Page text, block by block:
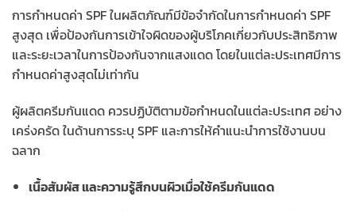
การกำหนดค่า SPF ในผลิตภัณฑ์มีข้อจำกัดในการกำหนดค่า SPF
สูงสุด เพื่อป้องกันการเข้าใจผิดของผู้บริโภคเกี่ยวกับประสิทธิภาพ
และระยะเวลาในการป้องกันจากแสงแดด โดยในแต่ละประเทศมีการ
กำหนดค่าสูงสุดไม่เท่ากัน
ผู้ผลิตครีมกันแดด ควรปฏิบัติตามข้อกำหนดในแต่ละประเทศ อย่าง
เคร่งครัด ในด้านการระบุ SPF และการให้คำแนะนำการใช้งานบน
ฉลาก
เนื้อสัมผัส และความรู้สึกบนผิวเมื่อใช้ครีมกันแดด